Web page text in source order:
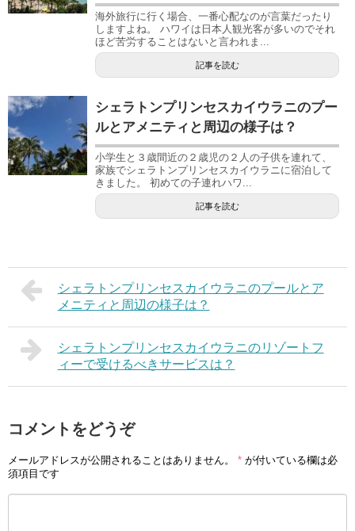
海外旅行に行く場合、一番心配なのが言葉だったり
しますよね。 ハワイは日本人観光客が多いのでそれ
ほど苦労することはないと言われま...
記事を読む
シェラトンプリンセスカイウラニのプー
ルとアメニティと周辺の様子は？
小学生と３歳間近の２歳児の２人の子供を連れて、
家族でシェラトンプリンセスカイウラニに宿泊して
きました。 初めての子連れハワ...
記事を読む
シェラトンプリンセスカイウラニのプールとア
メニティと周辺の様子は？
シェラトンプリンセスカイウラニのリゾートフ
ィーで受けるべきサービスは？
コメントをどうぞ
メールアドレスが公開されることはありません。 * が付いている欄は必
須項目です